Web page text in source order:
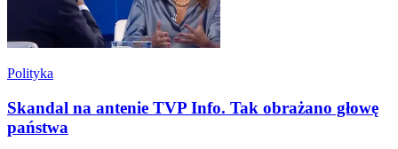
Polityka
Skandal na antenie TVP Info. Tak obrażano głowę
państwa